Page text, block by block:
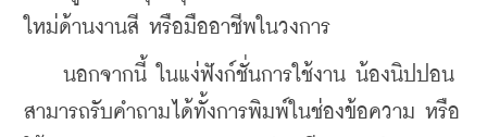
ใหม่ด้านงานสี หรือมืออาชีพในวงการ
นอกจากนี้ ในแง่ฟังก์ชั่นการใช้งาน น้องนิปปอน
สามารถรับคำถามได้ทั้งการพิมพ์ในช่องข้อความ หรือ